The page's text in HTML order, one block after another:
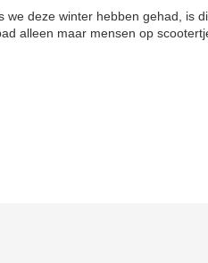
we deze winter hebben gehad, is
alleen maar mensen op